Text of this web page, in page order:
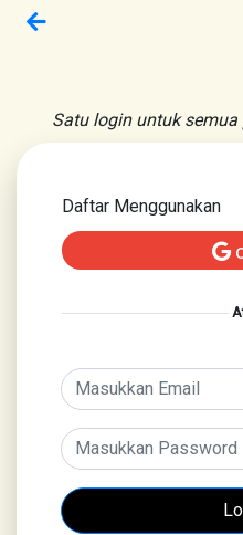
Satu login untuk
Daftar Menggunakan